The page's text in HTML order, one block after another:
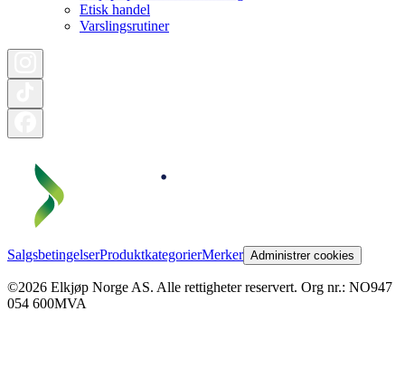
Etisk handel
Varslingsrutiner
SalgsbetingelserProduktkategorierMerker Administrer cookies
©2026 Elkjøp Norge AS. Alle rettigheter reservert. Org nr.: NO947
054 600MVA